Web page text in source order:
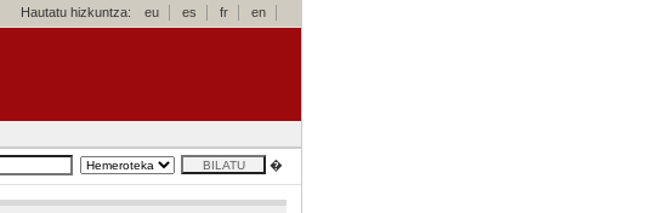
Hautatu hizkuntza: eu es fr en
�